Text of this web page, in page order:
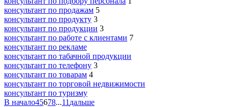
консультант по продажам 5
консультант по продукту 3
консультант по продукции 3
консультант по работе с клиентами 7
консультант по рекламе
консультант по табачной продукции
консультант по телефону 3
консультант по товарам 4
консультант по торговой недвижимости
консультант по туризму
В начало45678...11 дальше